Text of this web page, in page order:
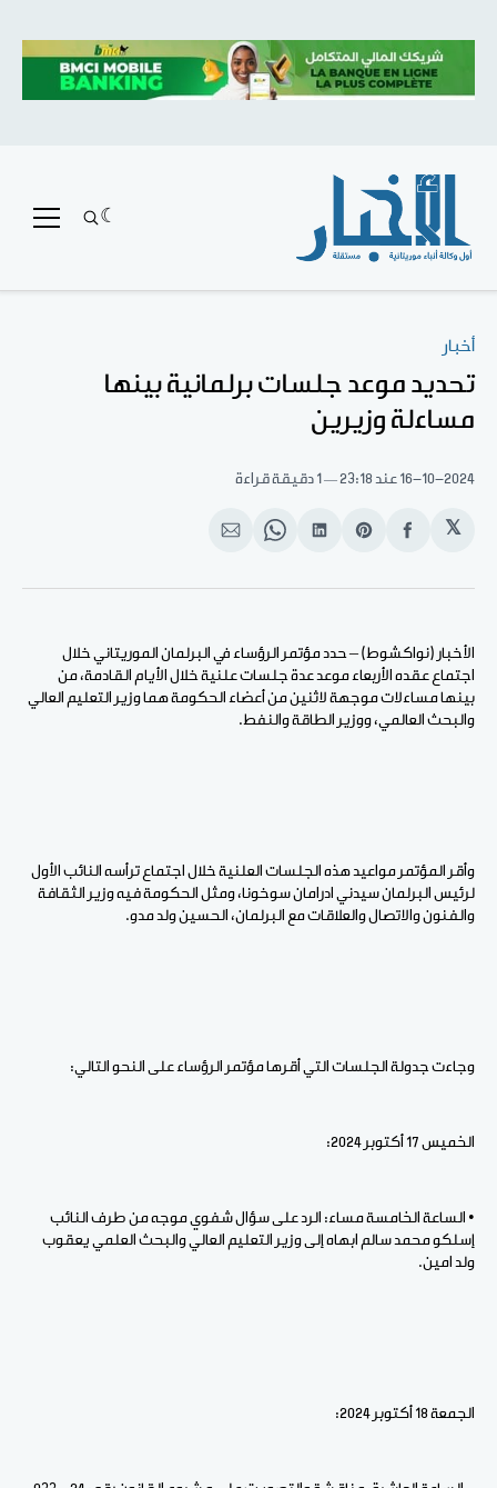
أخبار
تحديد موعد جلسات برلمانية بينها
مساءلة وزيرين
16-10-2024 عند 23:18 1 دقيقة قراءة
𝕏
انشر
الفيسبوك
Share
Pinterest
انشر
لينكد
Share
WhatsApp
انشر
الإيميل
الأخبار (نواكشوط) – حدد مؤتمر الرؤساء في البرلمان الموريتاني خلال
اجتماع عقده الأربعاء موعد عدة جلسات علنية خلال الأيام القادمة، من
بينها مساءلات موجهة لاثنين من أعضاء الحكومة هما وزير التعليم العالي
والبحث العالمي، ووزير الطاقة والنفط.
وأقر المؤتمر مواعيد هذه الجلسات العلنية خلال اجتماع ترأسه النائب الأول
لرئيس البرلمان سيدني ادرامان سوخونا، ومثل الحكومة فيه وزير الثقافة
والفنون والاتصال والعلاقات مع البرلمان، الحسين ولد مدو.
وجاءت جدولة الجلسات التي أقرها مؤتمر الرؤساء على النحو التالي:
الخميس 17 أكتوبر 2024:
• الساعة الخامسة مساء: الرد على سؤال شفوي موجه من طرف النائب
إسلكو محمد سالم ابهاه إلى وزير التعليم العالي والبحث العلمي يعقوب
ولد امين.
الجمعة 18 أكتوبر 2024: